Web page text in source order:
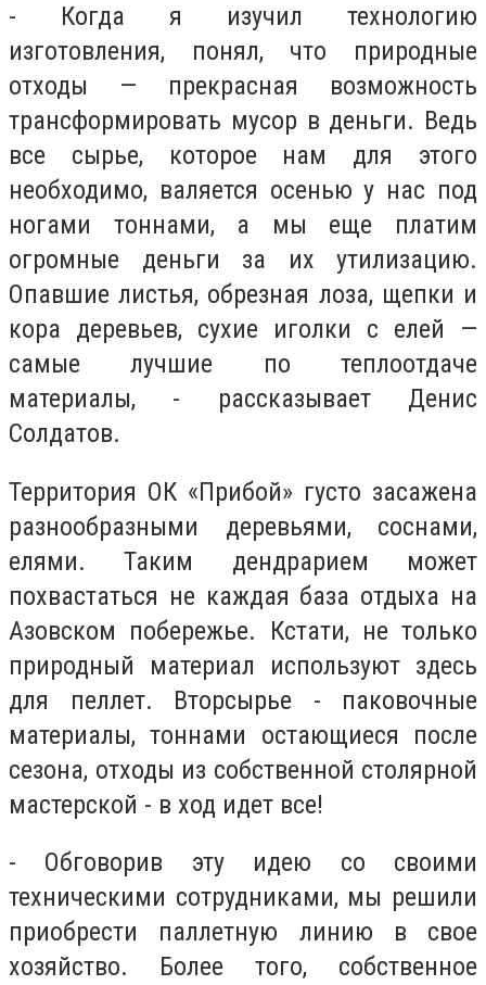
- Когда я изучил технологию
изготовления, понял, что природные
отходы — прекрасная возможность
трансформировать мусор в деньги. Ведь
все сырье, которое нам для этого
необходимо, валяется осенью у нас под
ногами тоннами, а мы еще платим
огромные деньги за их утилизацию.
Опавшие листья, обрезная лоза, щепки и
кора деревьев, сухие иголки с елей —
самые лучшие по теплоотдаче
материалы, - рассказывает Денис
Солдатов.
Территория ОК «Прибой» густо засажена
разнообразными деревьями, соснами,
елями. Таким дендрарием может
похвастаться не каждая база отдыха на
Азовском побережье. Кстати, не только
природный материал используют здесь
для пеллет. Вторсырье - паковочные
материалы, тоннами остающиеся после
сезона, отходы из собственной столярной
мастерской - в ход идет все!
- Обговорив эту идею со своими
техническими сотрудниками, мы решили
приобрести паллетную линию в свое
хозяйство. Более того, собственное